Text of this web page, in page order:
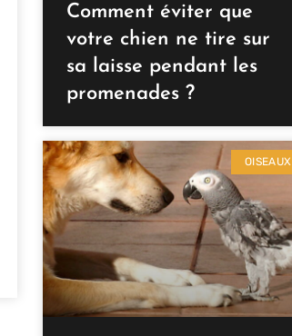
Comment éviter que
votre chien ne tire sur
sa laisse pendant les
promenades ?
OISEAUX